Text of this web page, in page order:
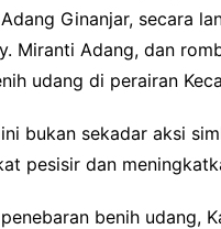
Ginanjar, secara
Miranti Adang, dan
udang di perairan
bukan sekadar aksi
pesisir dan
benih udang,